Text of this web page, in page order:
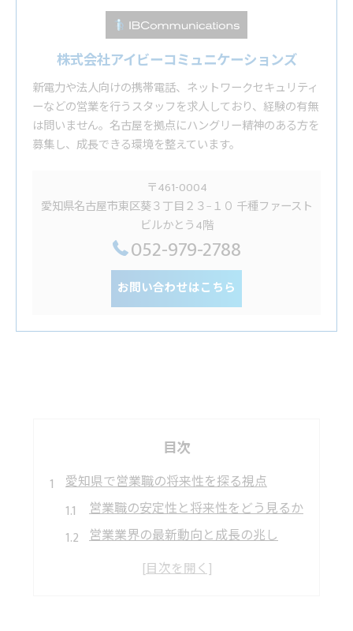
株式会社アイビーコミュニケーションズ
新電力や法人向けの携帯電話、ネットワークセキュリティ
ーなどの営業を行うスタッフを求人しており、経験の有無
は問いません。名古屋を拠点にハングリー精神のある方を
募集し、成長できる環境を整えています。
〒461-0004
愛知県名古屋市東区葵３丁目２３−１０ 千種ファースト
ビルかとう4階
052-979-2788
お問い合わせはこちら
目次
愛知県で営業職の将来性を探る視点
営業職の安定性と将来性をどう見るか
営業業界の最新動向と成長の兆し
営業で注目される企業の特徴とは